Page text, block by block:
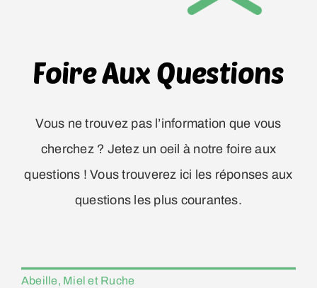
Foire Aux Questions
Vous ne trouvez pas l’information que vous
cherchez ? Jetez un oeil à notre foire aux
questions ! Vous trouverez ici les réponses aux
questions les plus courantes.
Abeille, Miel et Ruche